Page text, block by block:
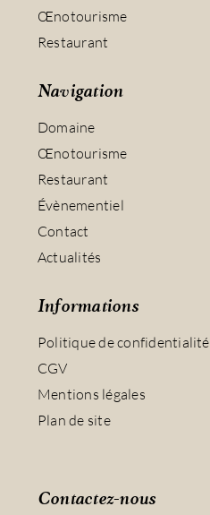
Œnotourisme
Restaurant
Navigation
Domaine
Œnotourisme
Restaurant
Évènementiel
Contact
Actualités
Informations
Politique de confidentialité
CGV
Mentions légales
Plan de site
Contactez-nous